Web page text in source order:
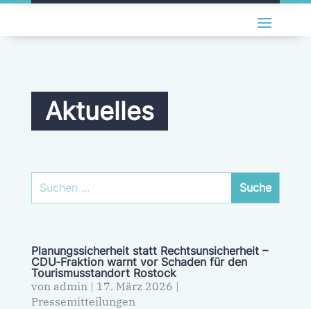
Aktuelles
Planungssicherheit statt Rechtsunsicherheit –
CDU‑Fraktion warnt vor Schaden für den
Tourismusstandort Rostock
von admin | 17. März 2026 |
Pressemitteilungen